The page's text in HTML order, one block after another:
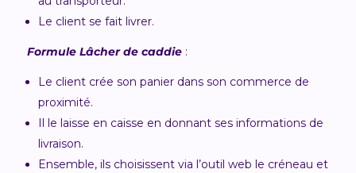
Le client se fait livrer.
Formule Lâcher de caddie:
Le client crée son panier dans son commerce de
proximité.
Il le laisse en caisse en donnant ses informations de
livraison.
Ensemble, ils choisissent via l’outil web le créneau et